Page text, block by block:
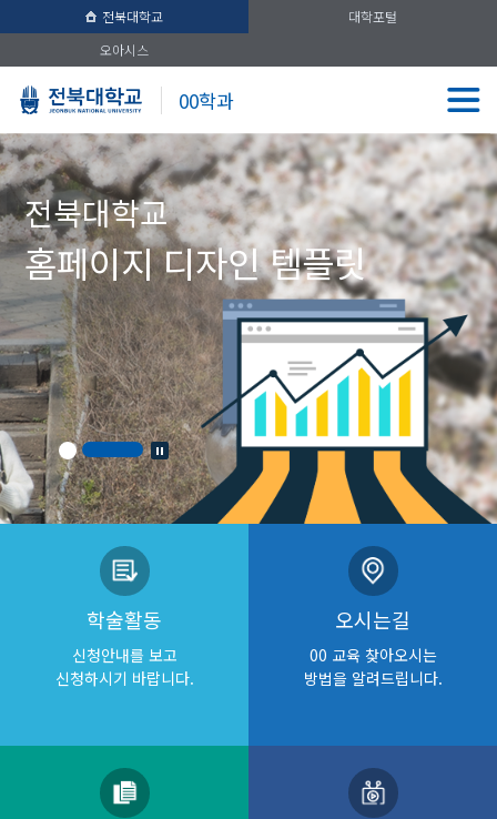
전북대학교
대학포털
오아시스
00학과
전북대학교
홈페이지 디자인 템플릿
학술활동
신청안내를 보고
신청하시기 바랍니다.
오시는길
00 교육 찾아오시는
방법을 알려드립니다.